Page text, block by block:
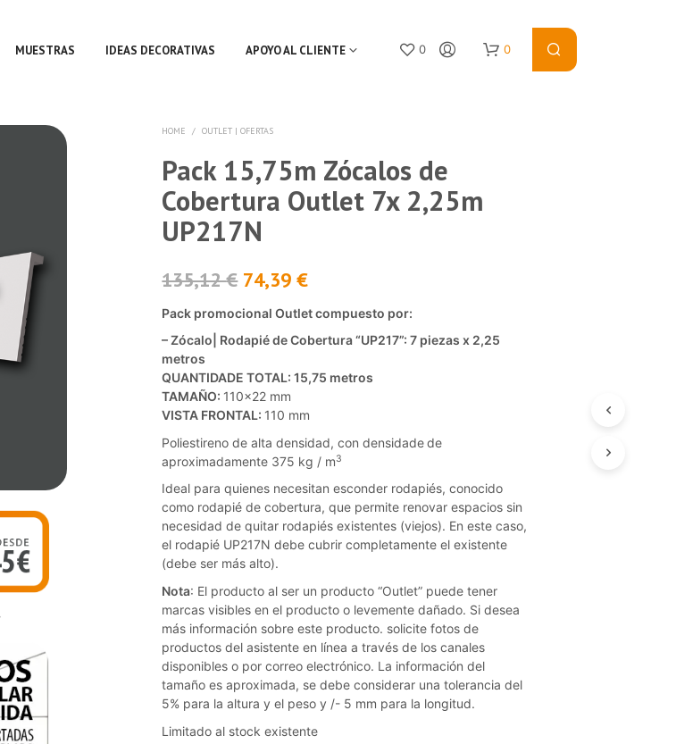
MUESTRAS IDEAS DECORATIVAS APOYO AL CLIENTE 0 0
HOME / OUTLET | OFERTAS
Pack 15,75m Zócalos de
Cobertura Outlet 7x 2,25m
UP217N
135,12€ 74,39€
Pack promocional Outlet compuesto por:
– Zócalo| Rodapié de Cobertura “UP217”: 7 piezas x 2,25
metros
QUANTIDADE TOTAL: 15,75 metros
TAMAÑO: 110×22 mm
VISTA FRONTAL: 110 mm
Poliestireno de alta densidad, con densidadede
aproximadamente 375 kg / m3
Ideal para quienes necesitan esconder rodapiés, conocido
como rodapié de cobertura, que permite renovar espacios sin
necesidad de quitar rodapiés existentes (viejos). En este caso,
el rodapié UP217N debe cubrir completamente el existente
(debe ser más alto).
Nota: El producto al ser un producto “Outlet” puede tener
marcas visibles en el producto o levemente dañado. Si desea
más información sobre este producto. solicite fotos de
productos del asistente en línea a través de los canales
disponibles o por correo electrónico. La información del
tamaño es aproximada, se debe considerar una tolerancia del
5% para la altura y el peso y /- 5 mm para la longitud.
Limitado al stock existente